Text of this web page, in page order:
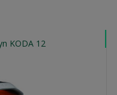
KODA 12